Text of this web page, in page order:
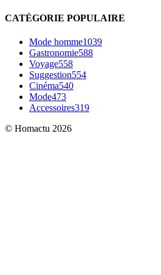
CATÉGORIE POPULAIRE
Mode homme1039
Gastronomie588
Voyage558
Suggestion554
Cinéma540
Mode473
Accessoires319
© Homactu 2026